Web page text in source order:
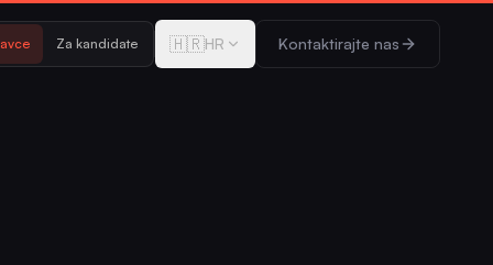
Za kandidate 🇭🇷HR Kontaktirajte nas